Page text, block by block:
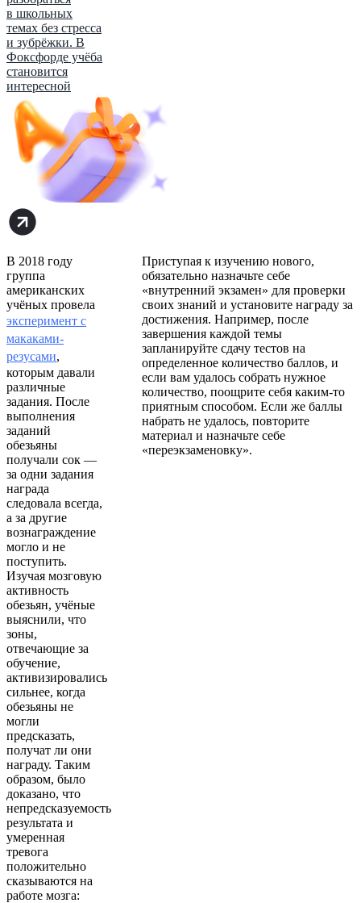
в школьных
темах без стресса
и зубрёжки. В
Фоксфорде учёба
становится
интересной
В 2018 году
группа
американских
учёных провела
эксперимент с
макаками-
резусами,
которым давали
различные
задания. После
выполнения
заданий
обезьяны
получали сок —
за одни задания
награда
следовала всегда,
а за другие
вознаграждение
могло и не
поступить.
Изучая мозговую
активность
обезьян, учёные
выяснили, что
зоны,
отвечающие за
обучение,
активизировались
сильнее, когда
обезьяны не
могли
предсказать,
получат ли они
награду. Таким
образом, было
доказано, что
непредсказуемость
результата и
умеренная
тревога
положительно
сказываются на
работе мозга:
Приступая к изучению нового,
обязательно назначьте себе
«внутренний экзамен» для проверки
своих знаний и установите награду за
достижения. Например, после
завершения каждой темы
запланируйте сдачу тестов на
определенное количество баллов, и
если вам удалось собрать нужное
количество, поощрите себя каким-то
приятным способом. Если же баллы
набрать не удалось, повторите
материал и назначьте себе
«переэкзаменовку».